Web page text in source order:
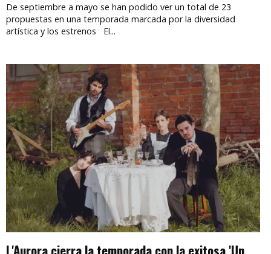
De septiembre a mayo se han podido ver un total de 23
propuestas en una temporada marcada por la diversidad
artística y los estrenos El...